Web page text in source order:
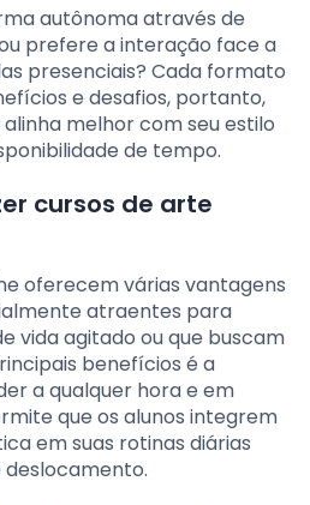
autônoma através de
prefere a interação face a
presenciais? Cada formato
e desafios, portanto,
melhor com seu estilo
de tempo.
cursos de arte
oferecem várias vantagens
atraentes para
vida agitado ou que buscam
benefícios é a
a qualquer hora e em
que os alunos integrem
em suas rotinas diárias
deslocamento.